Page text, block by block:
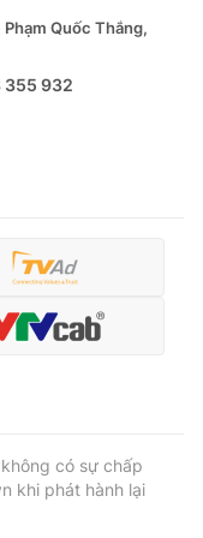
sản
Quốc Thắng,
355 932
có sự chấp
khi phát hành lại